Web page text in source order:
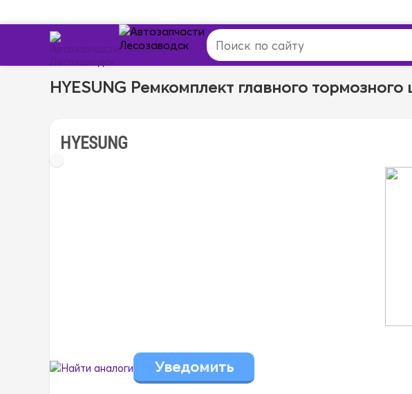
HYESUNG Ремкомплект главного
HYESUNG
Найти аналоги